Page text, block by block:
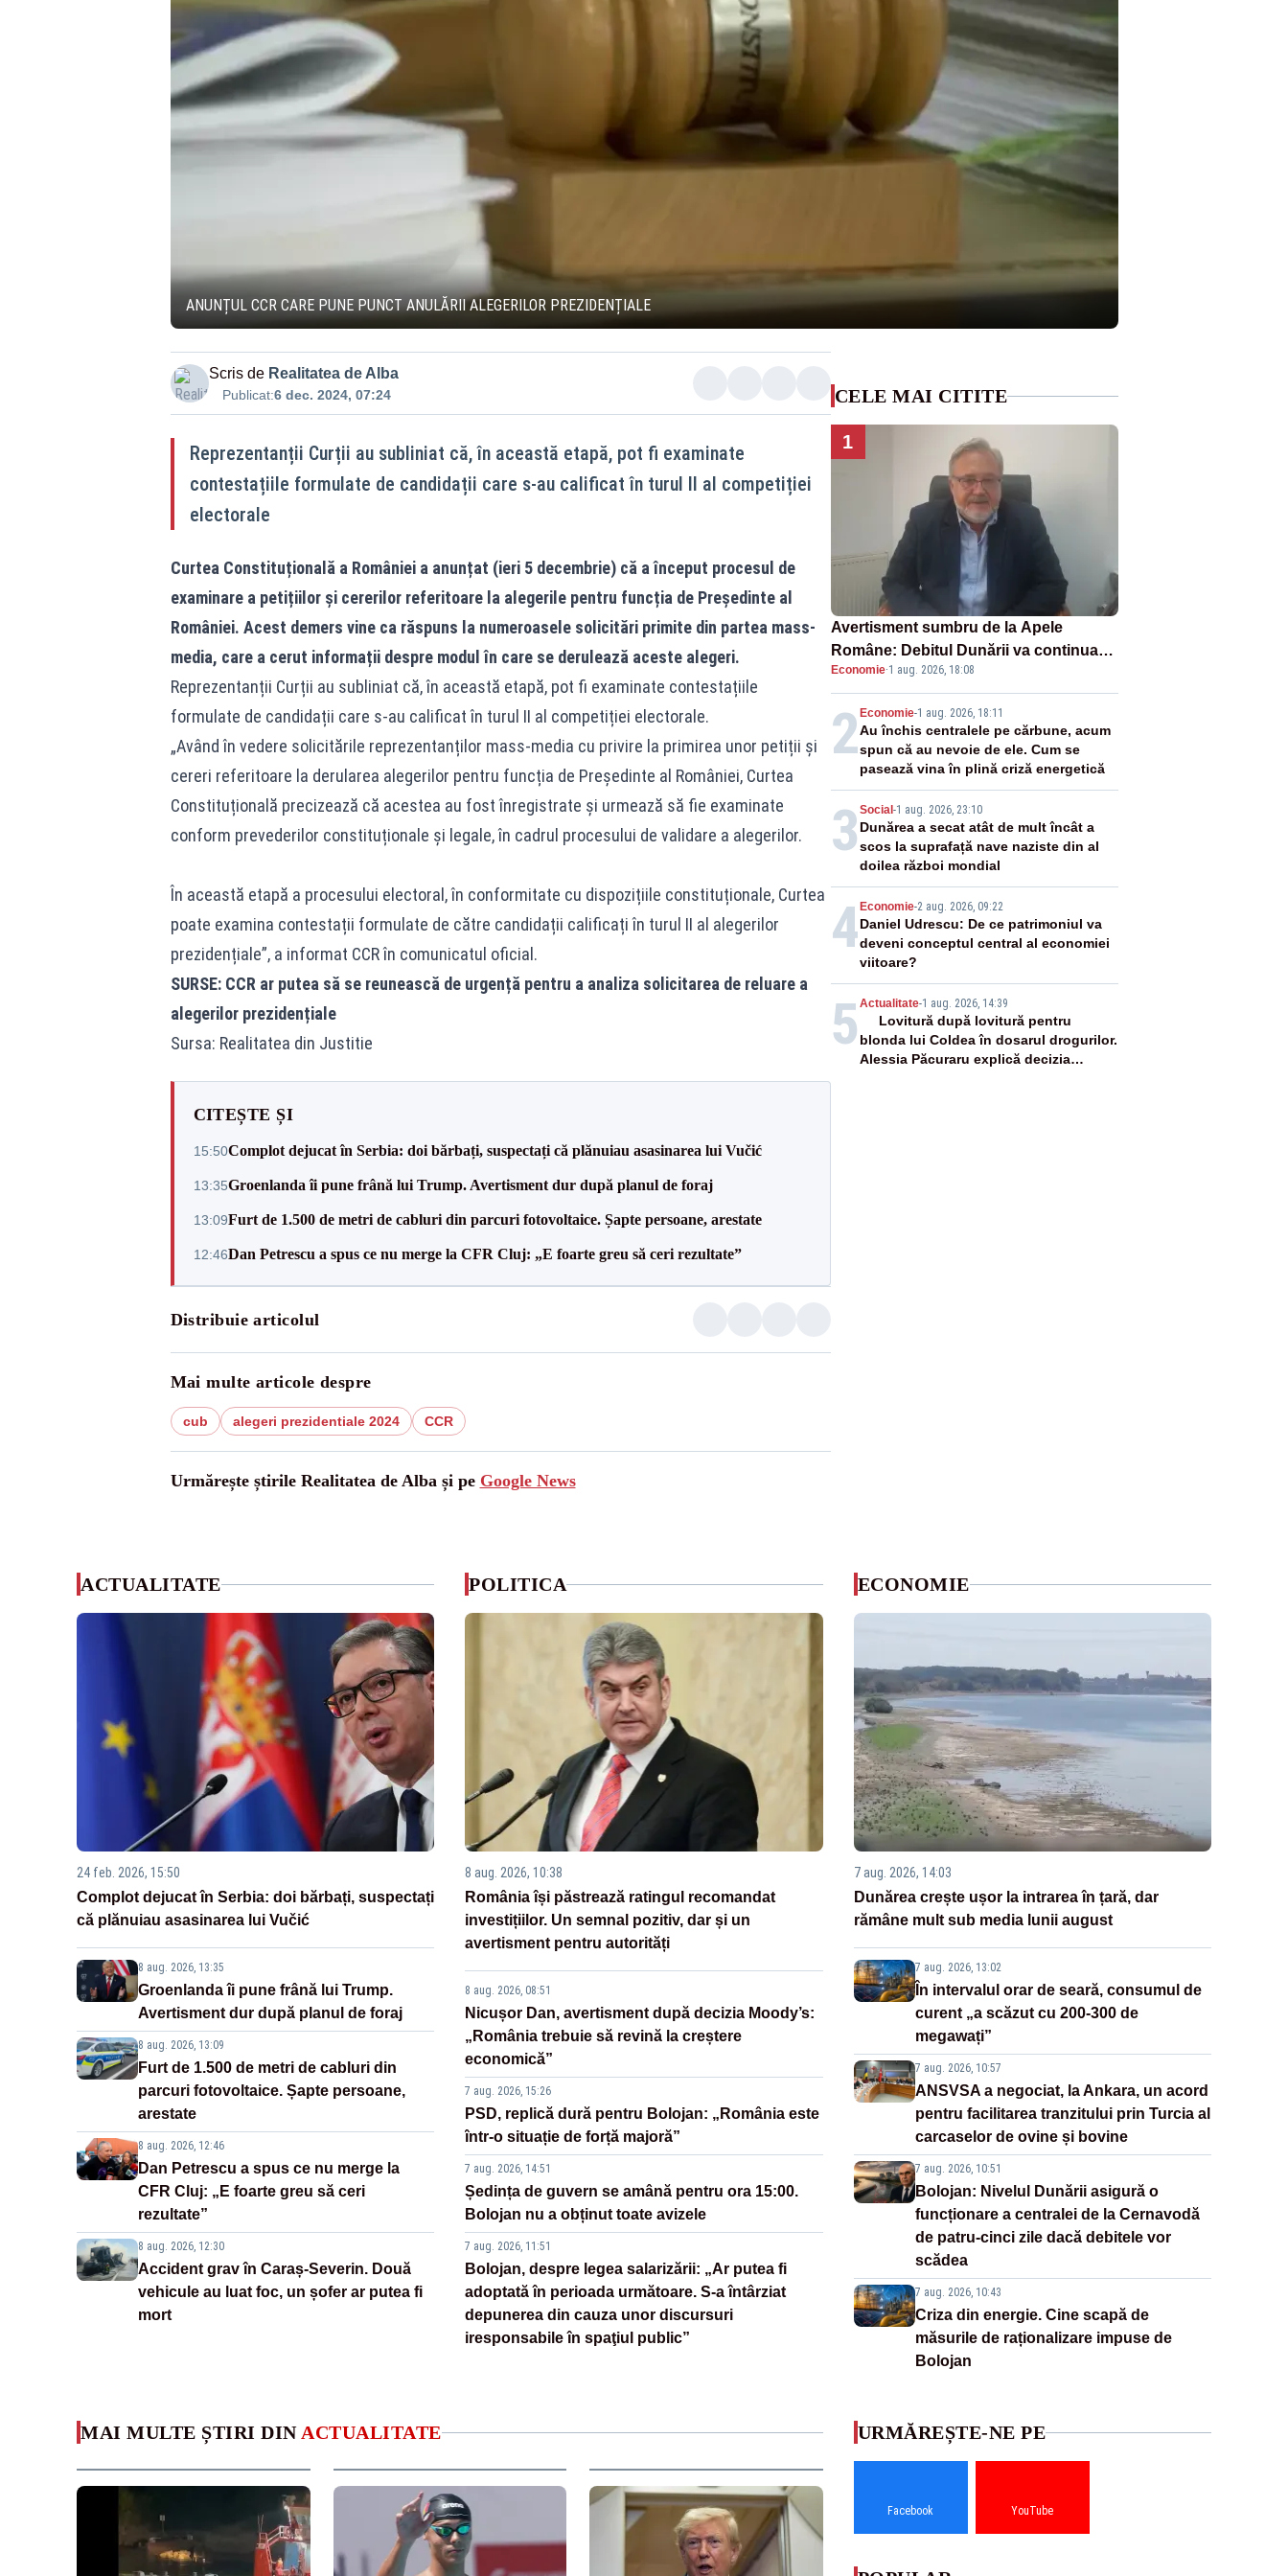
ANUNȚUL CCR CARE PUNE PUNCT ANULĂRII ALEGERILOR PREZIDENȚIALE
Scris de Realitatea de Alba
Publicat:6 dec. 2024, 07:24
Reprezentanții Curții au subliniat că, în această etapă, pot fi examinate
contestațiile formulate de candidații care s-au calificat în turul II al competiției
electorale
Curtea Constituțională a României a anunțat (ieri 5 decembrie) că a început procesul de
examinare a petițiilor și cererilor referitoare la alegerile pentru funcția de Președinte al
României. Acest demers vine ca răspuns la numeroasele solicitări primite din partea mass-
media, care a cerut informații despre modul în care se derulează aceste alegeri.
Reprezentanții Curții au subliniat că, în această etapă, pot fi examinate contestațiile
formulate de candidații care s-au calificat în turul II al competiției electorale.
„Având în vedere solicitările reprezentanților mass-media cu privire la primirea unor petiții și
cereri referitoare la derularea alegerilor pentru funcția de Președinte al României, Curtea
Constituțională precizează că acestea au fost înregistrate și urmează să fie examinate
conform prevederilor constituționale și legale, în cadrul procesului de validare a alegerilor.
În această etapă a procesului electoral, în conformitate cu dispozițiile constituționale, Curtea
poate examina contestații formulate de către candidații calificați în turul II al alegerilor
prezidențiale”, a informat CCR în comunicatul oficial.
SURSE: CCR ar putea să se reunească de urgență pentru a analiza solicitarea de reluare a
alegerilor prezidențiale
Sursa: Realitatea din Justitie
CITEȘTE ȘI
15:50Complot dejucat în Serbia: doi bărbați, suspectați că plănuiau asasinarea lui Vučić
13:35Groenlanda îi pune frână lui Trump. Avertisment dur după planul de foraj
13:09Furt de 1.500 de metri de cabluri din parcuri fotovoltaice. Șapte persoane, arestate
12:46Dan Petrescu a spus ce nu merge la CFR Cluj: „E foarte greu să ceri rezultate”
Distribuie articolul
Mai multe articole despre
cub alegeri prezidentiale 2024 CCR
Urmărește știrile Realitatea de Alba și pe Google News
CELE MAI CITITE
1
Avertisment sumbru de la Apele
Române: Debitul Dunării va continua
să scadă. Cernavodă s-ar putea închide
în 4 zile
Economie·1 aug. 2026, 18:08
2 Economie-1 aug. 2026, 18:11
Au închis centralele pe cărbune, acum
spun că au nevoie de ele. Cum se
pasează vina în plină criză energetică
3 Social -1 aug. 2026, 23:10
Dunărea a secat atât de mult încât a
scos la suprafață nave naziste din al
doilea război mondial
4 Economie-2 aug. 2026, 09:22
Daniel Udrescu: De ce patrimoniul va
deveni conceptul central al economiei
viitoare?
5 Actualitate-1 aug. 2026, 14:39
Lovitură după lovitură pentru
blonda lui Coldea în dosarul drogurilor.
Alessia Păcuraru explică decizia
ACTUALITATE
24 feb. 2026, 15:50
Complot dejucat în Serbia: doi bărbați, suspectați
că plănuiau asasinarea lui Vučić
8 aug. 2026, 13:35
Groenlanda îi pune frână lui Trump.
Avertisment dur după planul de foraj
8 aug. 2026, 13:09
Furt de 1.500 de metri de cabluri din
parcuri fotovoltaice. Șapte persoane,
arestate
8 aug. 2026, 12:46
Dan Petrescu a spus ce nu merge la
CFR Cluj: „E foarte greu să ceri
rezultate”
8 aug. 2026, 12:30
Accident grav în Caraș-Severin. Două
vehicule au luat foc, un șofer ar putea fi
mort
POLITICA
8 aug. 2026, 10:38
România își păstrează ratingul recomandat
investițiilor. Un semnal pozitiv, dar și un
avertisment pentru autorități
8 aug. 2026, 08:51
Nicușor Dan, avertisment după decizia Moody’s:
„România trebuie să revină la creștere
economică”
7 aug. 2026, 15:26
PSD, replică dură pentru Bolojan: „România este
într-o situație de forță majoră”
7 aug. 2026, 14:51
Ședința de guvern se amână pentru ora 15:00.
Bolojan nu a obținut toate avizele
7 aug. 2026, 11:51
Bolojan, despre legea salarizării: „Ar putea fi
adoptată în perioada următoare. S-a întârziat
depunerea din cauza unor discursuri
iresponsabile în spaţiul public”
ECONOMIE
7 aug. 2026, 14:03
Dunărea crește ușor la intrarea în țară, dar
rămâne mult sub media lunii august
7 aug. 2026, 13:02
În intervalul orar de seară, consumul de
curent „a scăzut cu 200-300 de
megawați”
7 aug. 2026, 10:57
ANSVSA a negociat, la Ankara, un acord
pentru facilitarea tranzitului prin Turcia al
carcaselor de ovine și bovine
7 aug. 2026, 10:51
Bolojan: Nivelul Dunării asigură o
funcționare a centralei de la Cernavodă
de patru-cinci zile dacă debitele vor
scădea
7 aug. 2026, 10:43
Criza din energie. Cine scapă de
măsurile de raționalizare impuse de
Bolojan
MAI MULTE ȘTIRI DIN ACTUALITATE URMĂREȘTE-NE PE
Facebook YouTube